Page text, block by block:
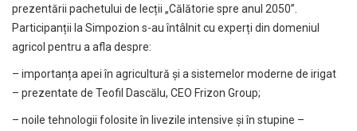
prezentării pachetului de lecții „Călătorie spre anul 2050”.
Participanții la Simpozion s-au întâlnit cu experți din domeniul
agricol pentru a afla despre:
– importanța apei în agricultură și a sistemelor moderne de irigat
– prezentate de Teofil Dascălu, CEO Frizon Group;
– noile tehnologii folosite în livezile intensive și în stupine –